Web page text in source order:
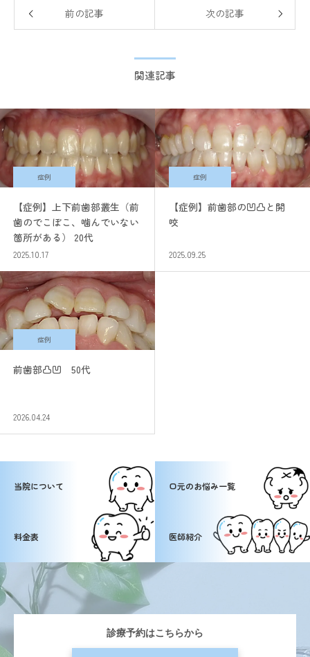
前の記事 次の記事
関連記事
症例
【症例】上下前歯部叢生（前
歯のでこぼこ、噛んでいない
箇所がある） 20代
2025.10.17
症例
【症例】前歯部の凹凸と開
咬
2025.09.25
症例
前歯部凸凹 50代
2026.04.24
当院について 口元のお悩み一覧
料金表 医師紹介
診療予約はこちらから